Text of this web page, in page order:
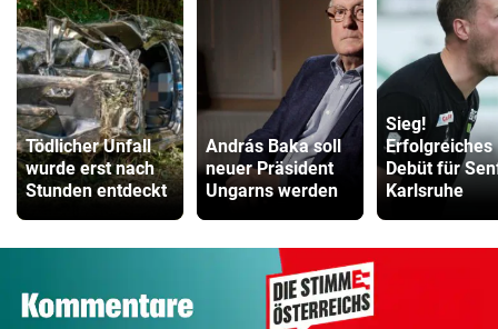
Tödlicher Unfall
wurde erst nach
Stunden entdeckt
András Baka soll
neuer Präsident
Ungarns werden
Sieg!
Erfolgreiches
Debüt für
Karlsruhe